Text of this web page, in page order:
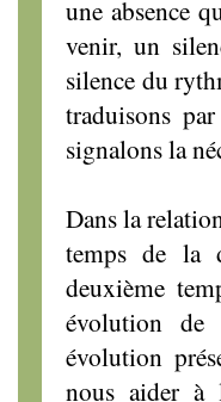
une absence
venir, un
silence du
traduisons
signalons la
Dans la
temps de la
deuxième
évolution de
évolution
nous aider à